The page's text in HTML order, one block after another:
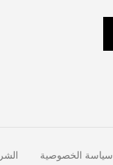
سياسة الخصوصية